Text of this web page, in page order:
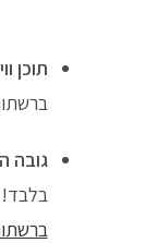
תוכן
גובה